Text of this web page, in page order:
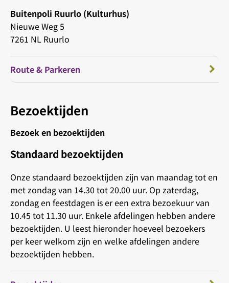
Buitenpoli Ruurlo (Kulturhus)
Nieuwe Weg 5
7261 NL Ruurlo
Route & Parkeren
Bezoektijden
Bezoek en bezoektijden
Standaard bezoektijden
Onze standaard bezoektijden zijn van maandag tot en
met zondag van 14.30 tot 20.00 uur. Op zaterdag,
zondag en feestdagen is er een extra bezoekuur van
10.45 tot 11.30 uur. Enkele afdelingen hebben andere
bezoektijden. U leest hieronder hoeveel bezoekers
per keer welkom zijn en welke afdelingen andere
bezoektijden hebben.